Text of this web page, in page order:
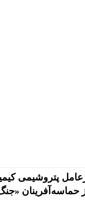
پتروشیمی
حماسه‌آفرینان